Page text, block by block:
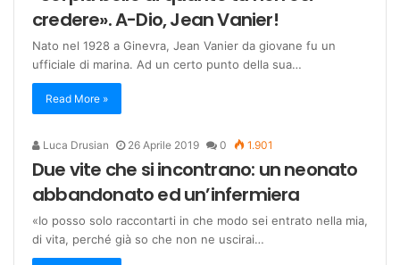
credere». A-Dio, Jean Vanier!
Nato nel 1928 a Ginevra, Jean Vanier da giovane fu un
ufficiale di marina. Ad un certo punto della sua…
Read More »
Luca Drusian 26 Aprile 2019 0 1.901
Due vite che si incontrano: un neonato
abbandonato ed un’infermiera
«Io posso solo raccontarti in che modo sei entrato nella mia,
di vita, perché già so che non ne uscirai…